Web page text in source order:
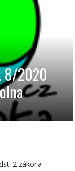
8/2020
2 zákona